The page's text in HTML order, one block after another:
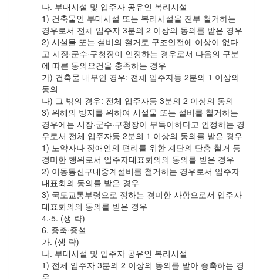
나. 부대시설 및 입주자 공유인 복리시설
1) 건축물인 부대시설 또는 복리시설을 전부 철거하는
경우로서 전체 입주자 3분의 2 이상의 동의를 받은 경우
2) 시설물 또는 설비의 철거로 구조안전에 이상이 없다
고 시장·군수·구청장이 인정하는 경우로서 다음의 구분
에 따른 동의요건을 충족하는 경우
가) 건축물 내부인 경우: 전체 입주자등 2분의 1 이상의
동의
나) 그 밖의 경우: 전체 입주자등 3분의 2 이상의 동의
3) 위해의 방지를 위하여 시설물 또는 설비를 철거하는
경우에는 시장·군수·구청장이 부득이하다고 인정하는 경
우로서 전체 입주자등 2분의 1 이상의 동의를 받은 경우
1) 노약자나 장애인의 편리를 위한 계단의 단층 철거 등
경미한 행위로서 입주자대표회의의 동의를 받은 경우
2) 이동통신구내중계설비를 철거하는 경우로서 입주자
대표회의 동의를 받은 경우
3) 국토교통부령으로 정하는 경미한 사항으로서 입주자
대표회의의 동의를 받은 경우
4.·5. (생 략)
6. 증축·증설
가. (생 략)
나. 부대시설 및 입주자 공유인 복리시설
1) 전체 입주자 3분의 2 이상의 동의를 받아 증축하는 경
우